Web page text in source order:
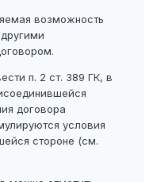
возможность
п. 2 ст. 389 ГК, в
договора
условия
стороне (см.